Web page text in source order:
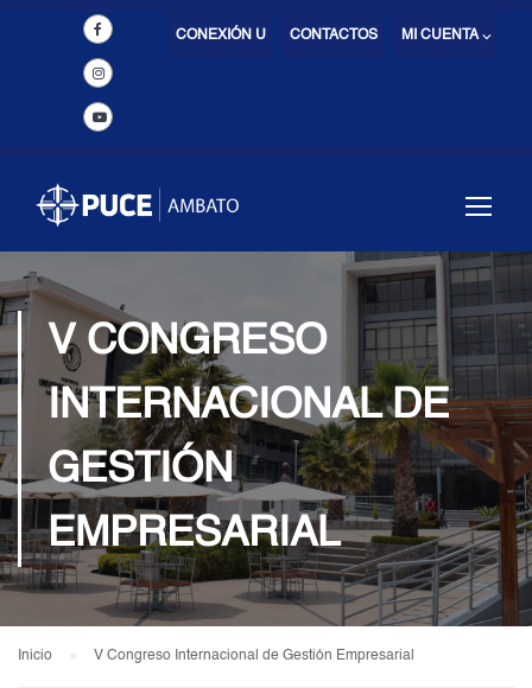
MI CUENTA ⌵
CONTACTOS
CONEXIÓN U
V CONGRESO
INTERNACIONAL DE
GESTIÓN
EMPRESARIAL
Inicio V Congreso Internacional de Gestión Empresarial